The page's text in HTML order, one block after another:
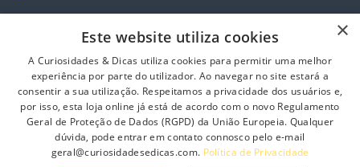
Finalizar Compras
Produtos
×
Este website utiliza cookies
A Curiosidades & Dicas utiliza cookies para permitir uma melhor
experiência por parte do utilizador. Ao navegar no site estará a
consentir a sua utilização. Respeitamos a privacidade dos usuários e,
por isso, esta loja online já está de acordo com o novo Regulamento
Geral de Proteção de Dados (RGPD) da União Europeia. Qualquer
dúvida, pode entrar em contato connosco pelo e-mail
geral@curiosidadesedicas.com. Política de Privacidade